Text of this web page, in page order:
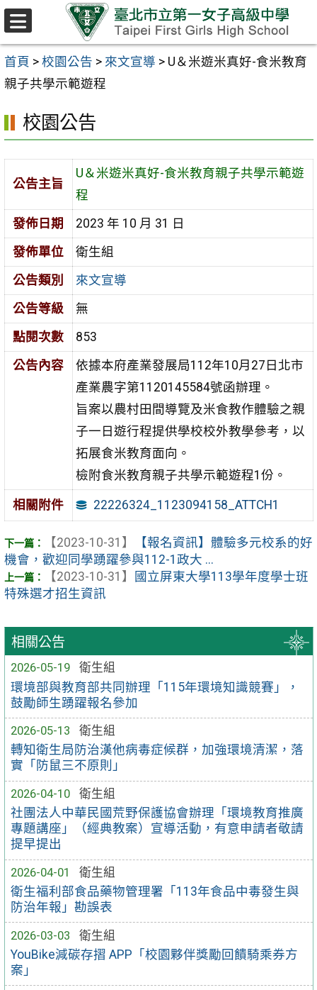
跳至主要內容區
首頁 > 校園公告 > 來文宣導 > U＆米遊米真好-食米教育
親子共學示範遊程
相關公告
2026-05-19
衛生組
環境部與教育部共同辦理「115年環境知識競賽」，
鼓勵師生踴躍報名參加
2026-05-13
衛生組
轉知衛生局防治漢他病毒症候群，加強環境清潔，落
實「防鼠三不原則」
2026-04-10
衛生組
社團法人中華民國荒野保護協會辦理「環境教育推廣
專題講座」（經典教案）宣導活動，有意申請者敬請
提早提出
2026-04-01
衛生組
衛生福利部食品藥物管理署「113年食品中毒發生與
防治年報」勘誤表
2026-03-03
衛生組
YouBike減碳存摺 APP「校園夥伴獎勵回饋騎乘券方
案」
校園公告
公告主旨
U＆米遊米真好-食米教育親子共學示範遊
程
發佈日期
2023 年 10 月 31 日
發佈單位
衛生組
公告類別
來文宣導
公告等級
無
點閱次數
853
公告內容
依據本府產業發展局112年10月27日北市
產業農字第1120145584號函辦理。
旨案以農村田間導覽及米食教作體驗之親
子一日遊行程提供學校校外教學參考，以
拓展食米教育面向。
檢附食米教育親子共學示範遊程1份。
相關附件 22226324_1123094158_ATTCH1
【2023-10-31】
【報名資訊】體驗多元校系的好
機會，歡迎同學踴躍參與112-1政大 ...
【2023-10-31】
國立屏東大學113學年度學士班
特殊選才招生資訊
選
單